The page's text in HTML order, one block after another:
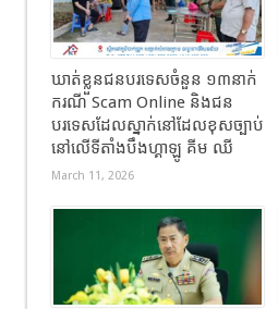
ឃាត់ខ្លួនជនបរទេសចំនួន ១៣នាក់
ករណី Scam Online និងជន
បរទេសដែលស្នាក់នៅដែលខុសច្បាប់
នៅលើទីតាំងបឹងហ្គាឡូ គីម ឈី
March 11, 2026